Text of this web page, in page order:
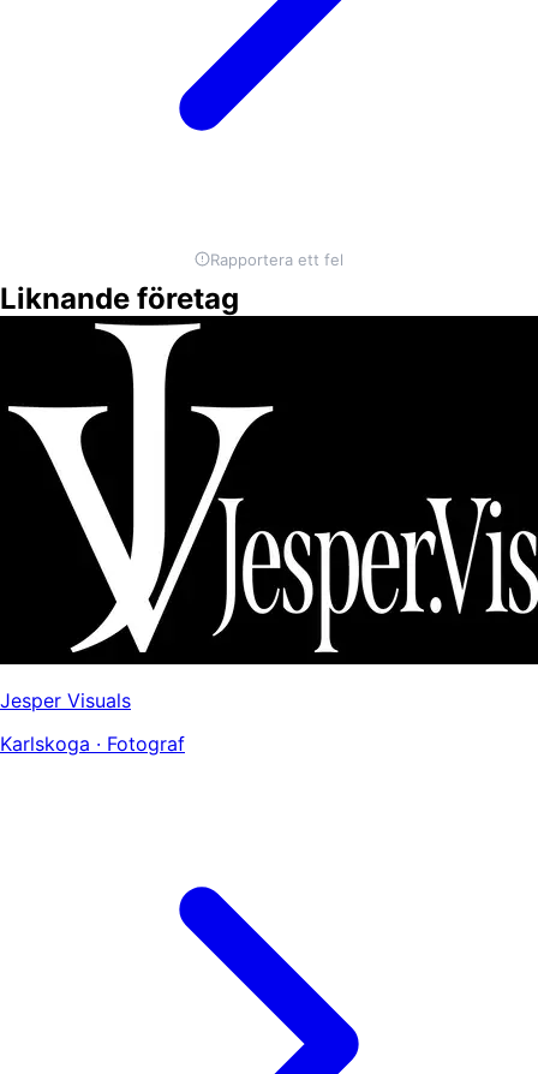
Rapportera ett fel
Liknande företag
Jesper Visuals
Karlskoga · Fotograf